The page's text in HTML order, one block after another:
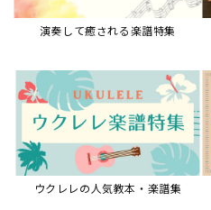
【第20回公開】なぜ人々は祭りを
必要とするのか？祭りの今を見つ
める現地ルポ